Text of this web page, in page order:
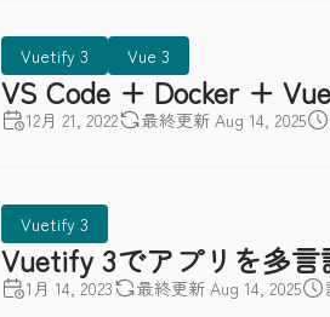
Vuetify 3 Vue 3
VS Code + Docker +
12月 21, 2022 最終更新 Aug 14, 2025
Vuetify 3
Vuetify 3でアプリを多言
1月 14, 2023 最終更新 Aug 14, 2025